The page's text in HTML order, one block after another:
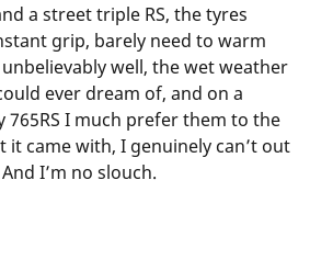
a street triple RS, the tyres
grip, barely need to warm
well, the wet weather
ever dream of, and on a
765RS I much prefer them to the
it came with, I genuinely can’t out
I’m no slouch.